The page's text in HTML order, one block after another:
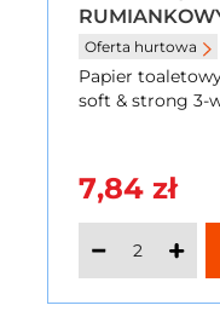
3-
Oferta hurtowa
Papier
soft & strong 3-
7,84 zł